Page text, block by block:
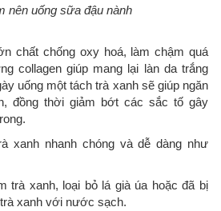
nên uống sữa đậu nành
chất chống oxy hoá, làm chậm quá
collagen giúp mang lại làn da trắng
uống một tách trà xanh sẽ giúp ngăn
đồng thời giảm bớt các sắc tố gây
xanh nhanh chóng và dễ dàng như
trà xanh, loại bỏ lá già úa hoặc đã bị
xanh với nước sạch.